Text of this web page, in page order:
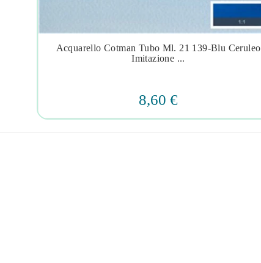
 
Acquarello Cotman Tubo Ml. 21 139-Blu Ceruleo
Imitazione ...
8,60 €